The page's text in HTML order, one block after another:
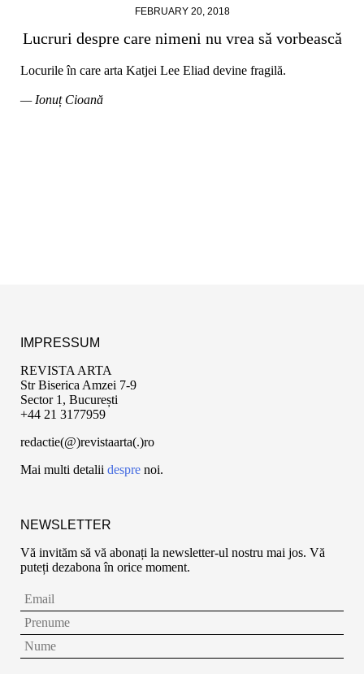
FEBRUARY 20, 2018
Lucruri despre care nimeni nu vrea să vorbească
Locurile în care arta Katjei Lee Eliad devine fragilă.
— Ionuț Cioană
IMPRESSUM
REVISTA ARTA
Str Biserica Amzei 7-9
Sector 1, București
+44 21 3177959
redactie(@)revistaarta(.)ro
Mai multi detalii despre noi.
NEWSLETTER
Vă invităm să vă abonați la newsletter-ul nostru mai jos. Vă
puteți dezabona în orice moment.